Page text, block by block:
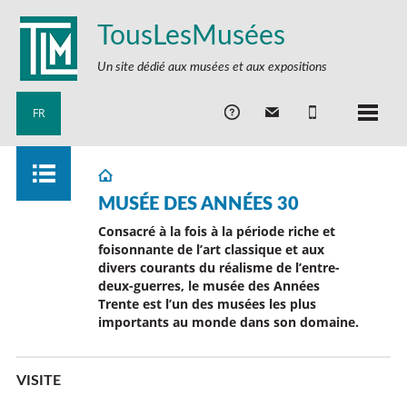
TousLesMusées
Un site dédié aux musées et aux expositions
FR
MUSÉE DES ANNÉES 30
Consacré à la fois à la période riche et
foisonnante de l’art classique et aux
divers courants du réalisme de l’entre-
deux-guerres, le musée des Années
Trente est l’un des musées les plus
importants au monde dans son domaine.
VISITE